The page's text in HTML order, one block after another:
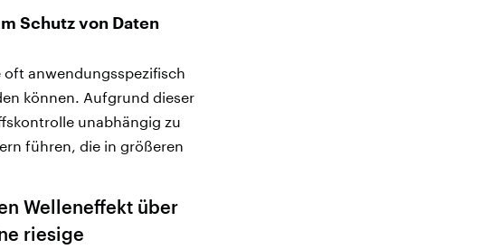
Schutz von Daten
anwendungsspezifisch
können. Aufgrund dieser
unabhängig zu
führen, die in größeren
Welleneffekt über
riesige